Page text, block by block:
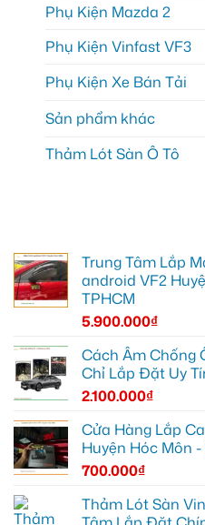
Phụ Kiện Mazda 2
Phụ Kiện Vinfast VF3
Phụ Kiện Xe Bán Tải
Sản phẩm khác
Thảm Lót Sàn Ô Tô
Trung Tâm Lắp
android VF2
TPHCM
5.900.000₫
Cách Âm Chống
Chỉ Lắp Đặt Uy
2.100.000₫
Cửa Hàng Lắp
Huyện Hóc Môn
700.000₫
Thảm Lót Sàn